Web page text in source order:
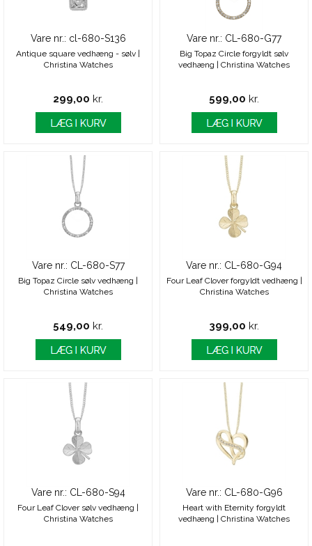
Vare nr.: cl-680-S136
Antique square vedhæng - sølv |
Christina Watches
299,00 kr.
Vare nr.: CL-680-G77
Big Topaz Circle forgyldt sølv
vedhæng | Christina Watches
599,00 kr.
Vare nr.: CL-680-S77
Big Topaz Circle sølv vedhæng |
Christina Watches
549,00 kr.
Vare nr.: CL-680-G94
Four Leaf Clover forgyldt vedhæng |
Christina Watches
399,00 kr.
Vare nr.: CL-680-S94
Four Leaf Clover sølv vedhæng |
Christina Watches
Vare nr.: CL-680-G96
Heart with Eternity forgyldt
vedhæng | Christina Watches